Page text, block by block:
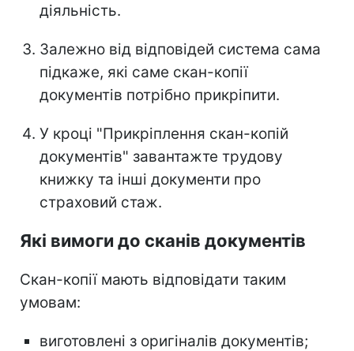
діяльність.
Залежно від відповідей система сама
підкаже, які саме скан-копії
документів потрібно прикріпити.
У кроці "Прикріплення скан-копій
документів" завантажте трудову
книжку та інші документи про
страховий стаж.
Які вимоги до сканів документів
Скан-копії мають відповідати таким
умовам:
виготовлені з оригіналів документів;